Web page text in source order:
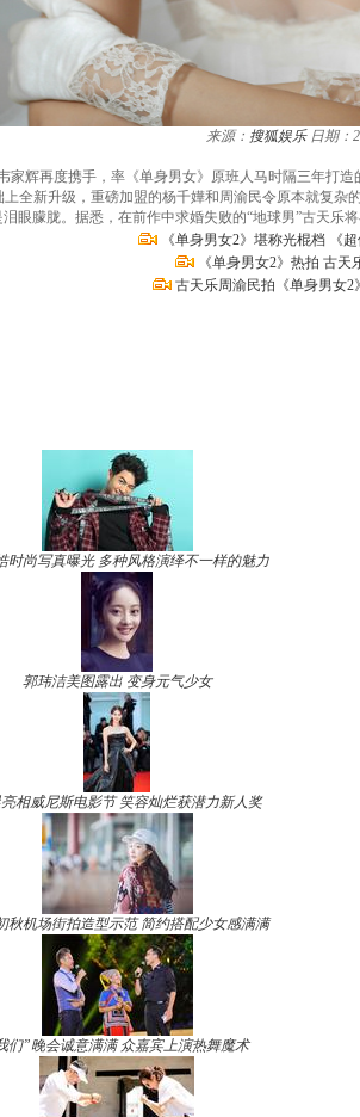
来源： 搜狐娱乐 日期：
家辉再度携手，率《单身男女》原班人马时隔三年打
全新升级，重磅加盟的杨千嬅和周渝民令原本就复
眼朦胧。据悉，在前作中求婚失败的“地球男”古天乐
《单身男女2》堪称光棍档 《
《单身男女2》热拍 古天
古天乐周渝民拍《单身男女2
时尚写真曝光 多种风格演绎不一样的魅力
郭玮洁美图露出 变身元气少女
相威尼斯电影节 笑容灿烂获潜力新人奖
秋机场街拍造型示范 简约搭配少女感满满
们”晚会诚意满满 众嘉宾上演热舞魔术